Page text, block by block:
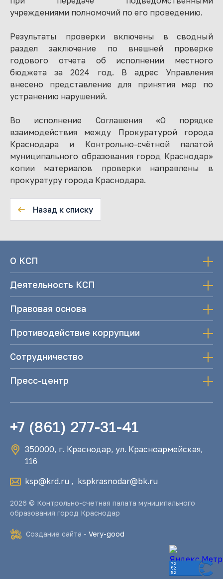
учреждениями полномочий по его проведению.
Результаты проверки включены в сводный
раздел заключение по внешней проверке
годового отчета об исполнении местного
бюджета за 2024 год. В адрес Управления
внесено представление для принятия мер по
устранению нарушений.
Во исполнение Соглашения «О порядке
взаимодействия между Прокуратурой города
Краснодара и Контрольно-счётной палатой
муниципального образования город Краснодар»
копии материалов проверки направлены в
прокуратуру города Краснодара.
Назад к списку
О КСП
Деятельность КСП
Правовая основа
Противодействие коррупции
Сотрудничество
Пресс-центр
+7 (861) 277-31-41
350000, г. Краснодар, ул. Красноармейская,
116
ksp@krd.ru , kspkrasnodar@bk.ru
2026 © Контрольно-счетная палата муниципального
образования город Краснодар
Создание сайта - Very-good